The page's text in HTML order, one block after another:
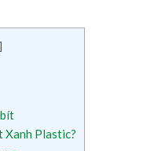
Xanh Plastic?